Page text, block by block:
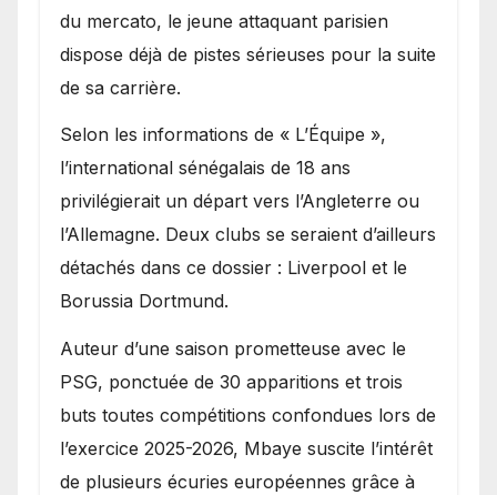
du mercato, le jeune attaquant parisien
dispose déjà de pistes sérieuses pour la suite
de sa carrière.
Selon les informations de « L’Équipe »,
l’international sénégalais de 18 ans
privilégierait un départ vers l’Angleterre ou
l’Allemagne. Deux clubs se seraient d’ailleurs
détachés dans ce dossier : Liverpool et le
Borussia Dortmund.
Auteur d’une saison prometteuse avec le
PSG, ponctuée de 30 apparitions et trois
buts toutes compétitions confondues lors de
l’exercice 2025-2026, Mbaye suscite l’intérêt
de plusieurs écuries européennes grâce à